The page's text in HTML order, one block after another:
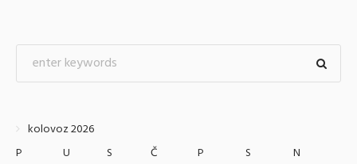
kolovoz 2026
P
U S Č P S
N